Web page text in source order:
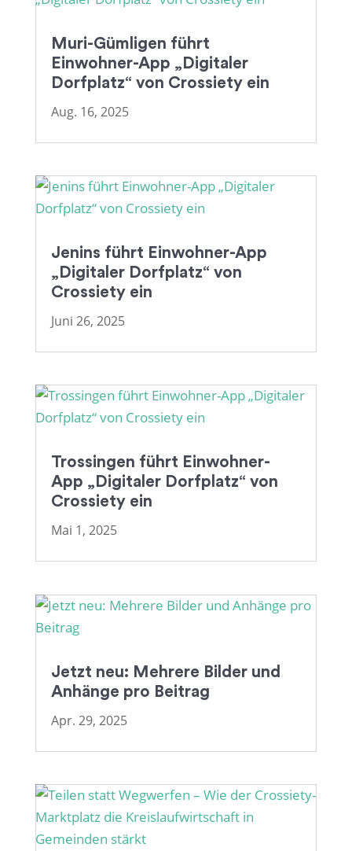
Muri-Gümligen führt
Einwohner-App „Digitaler
Dorfplatz“ von Crossiety ein
Aug. 16, 2025
Jenins führt Einwohner-App
„Digitaler Dorfplatz“ von
Crossiety ein
Juni 26, 2025
Trossingen führt Einwohner-
App „Digitaler Dorfplatz“ von
Crossiety ein
Mai 1, 2025
Jetzt neu: Mehrere Bilder und
Anhänge pro Beitrag
Apr. 29, 2025